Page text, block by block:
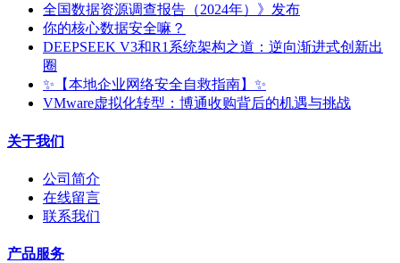
全国数据资源调查报告（2024年）》发布
你的核心数据安全嘛？
DEEPSEEK V3和R1系统架构之道：逆向渐进式创新出
圈
✨【本地企业网络安全自救指南】✨
VMware虚拟化转型：博通收购背后的机遇与挑战
关于我们
公司简介
在线留言
联系我们
产品服务